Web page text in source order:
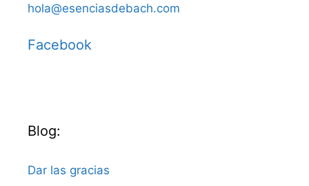
hola@esenciasdebach.com
Facebook
Blog:
Dar las gracias